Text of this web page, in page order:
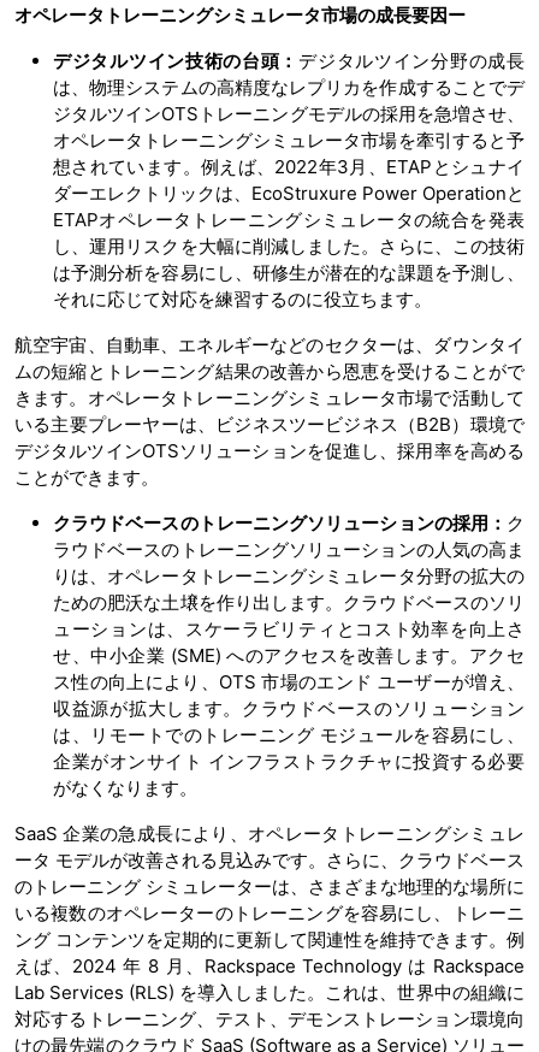
オペレータトレーニングシミュレータ市場の成長要因ー
デジタルツイン技術の台頭： デジタルツイン分野の成長
は、物理システムの高精度なレプリカを作成することでデ
ジタルツインOTSトレーニングモデルの採用を急増させ、
オペレータトレーニングシミュレータ市場を牽引すると予
想されています。例えば、2022年3月、ETAPとシュナイ
ダーエレクトリックは、EcoStruxure Power Operationと
ETAPオペレータトレーニングシミュレータの統合を発表
し、運用リスクを大幅に削減しました。さらに、この技術
は予測分析を容易にし、研修生が潜在的な課題を予測し、
それに応じて対応を練習するのに役立ちます。
航空宇宙、自動車、エネルギーなどのセクターは、ダウンタイ
ムの短縮とトレーニング結果の改善から恩恵を受けることがで
きます。オペレータトレーニングシミュレータ市場で活動して
いる主要プレーヤーは、ビジネスツービジネス（B2B）環境で
デジタルツインOTSソリューションを促進し、採用率を高める
ことができます。
クラウドベースのトレーニングソリューションの採用： ク
ラウドベースのトレーニングソリューションの人気の高ま
りは、オペレータトレーニングシミュレータ分野の拡大の
ための肥沃な土壌を作り出します。クラウドベースのソリ
ューションは、スケーラビリティとコスト効率を向上さ
せ、中小企業 (SME) へのアクセスを改善します。アクセ
ス性の向上により、OTS 市場のエンド ユーザーが増え、
収益源が拡大します。クラウドベースのソリューション
は、リモートでのトレーニング モジュールを容易にし、
企業がオンサイト インフラストラクチャに投資する必要
がなくなります。
SaaS 企業の急成長により、オペレータトレーニングシミュレ
ータ モデルが改善される見込みです。さらに、クラウドベース
のトレーニング シミュレーターは、さまざまな地理的な場所に
いる複数のオペレーターのトレーニングを容易にし、トレーニ
ング コンテンツを定期的に更新して関連性を維持できます。例
えば、2024 年 8 月、Rackspace Technology は Rackspace
Lab Services (RLS) を導入しました。これは、世界中の組織に
対応するトレーニング、テスト、デモンストレーション環境向
けの最先端のクラウド SaaS (Software as a Service) ソリュー